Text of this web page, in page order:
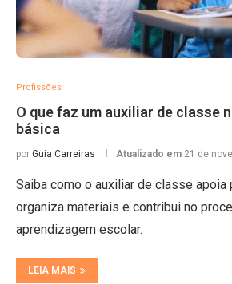
Profissões
O que faz um auxiliar de classe
básica
por Guia Carreiras Atualizado em 21 de
Saiba como o auxiliar de classe
organiza materiais e contribui no
aprendizagem escolar.
LEIA MAIS